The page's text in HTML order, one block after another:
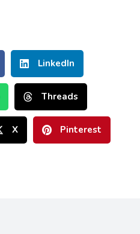
LinkedIn
Threads
X Pinterest